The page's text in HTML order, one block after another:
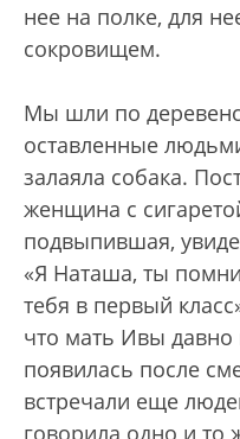
нее на полке, для
сокровищем.
Мы шли по
оставленные
залаяла собака.
женщина с
подвыпившая,
«Я Наташа, ты
тебя в первый
что мать Ивы давно
появилась после
встречали еще
говорила одно и